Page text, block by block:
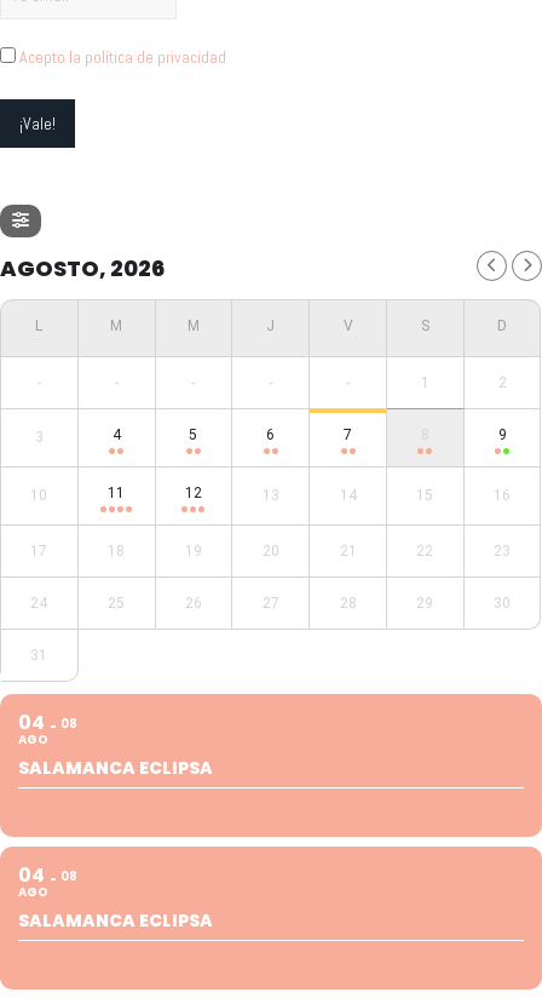
Acepto la política de privacidad
AGOSTO, 2026
- - - - - 1 2
3 4 5 6 7 8 9
10 11 12 13 14 15 16
17 18 19 20 21 22 23
24 25 26 27 28 29 30
31
04
AGO
08
SALAMANCA ECLIPSA
04
AGO
08
SALAMANCA ECLIPSA